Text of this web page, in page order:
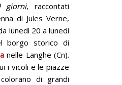
giorni, raccontati
di Jules Verne,
lunedì 20 a lunedì
borgo storico di
nelle Langhe (Cn).
i vicoli e le piazze
di grandi